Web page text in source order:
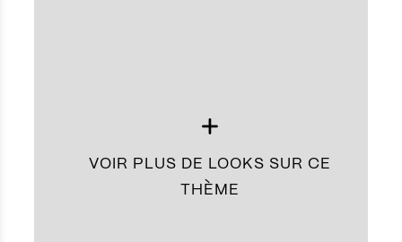
VOIR PLUS DE LOOKS SUR CE
THÈME